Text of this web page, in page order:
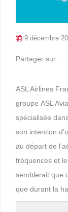
9 décembre
Partager sur :
ASL Airlines
groupe ASL
spécialisée
son intention
au départ de
fréquences et
semblerait que
que durant la